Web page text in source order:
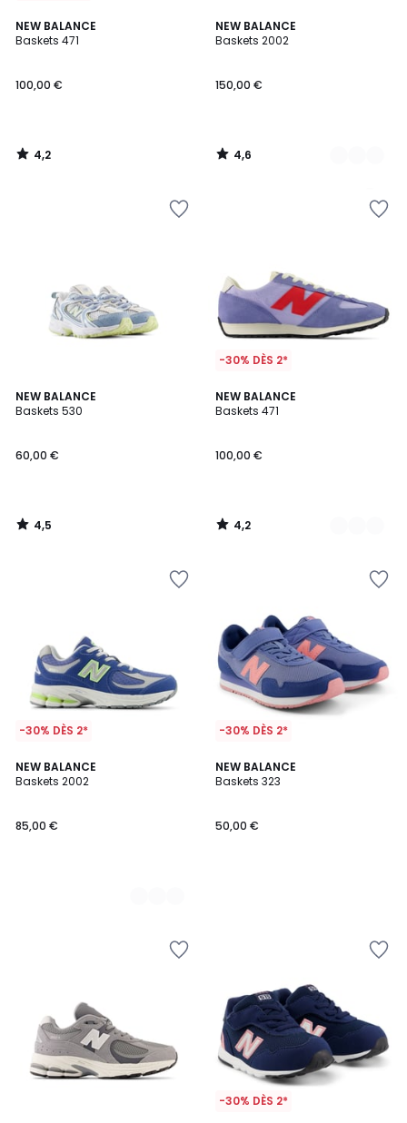
NEW BALANCE
Baskets 471
100,00 €
4,2
/ 5
4,2
/
NEW BALANCE
Baskets 2002
150,00 €
4,6
/ 5
3
Couleurs
4,6
/
NEW BALANCE
Baskets 530
60,00 €
4,5
/ 5
4,5
/
-30% DÈS 2*
NEW BALANCE
Baskets 471
100,00 €
4,2
/ 5
2
Couleurs
4,2
/
-30% DÈS 2*
NEW BALANCE
Baskets 2002
85,00 €
2
Couleurs
-30% DÈS 2*
NEW BALANCE
Baskets 323
50,00 €
-30% DÈS 2*